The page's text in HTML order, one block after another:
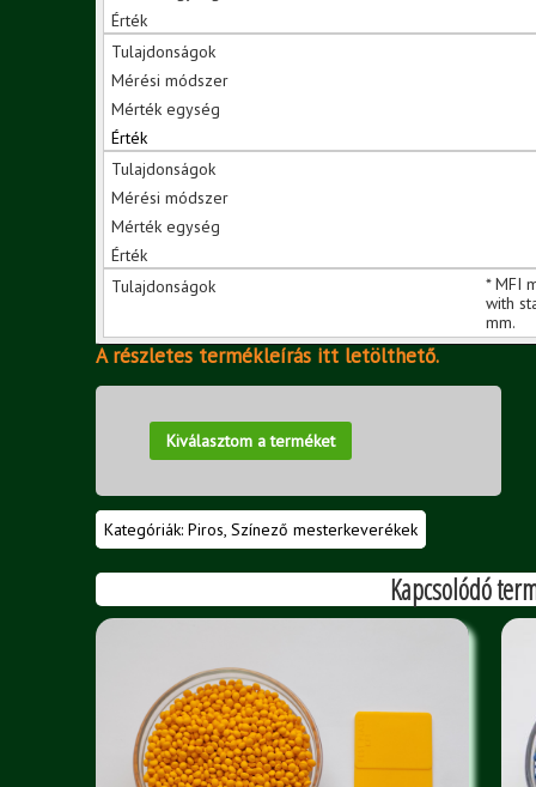
* MFI
with
mm.
A részletes termékleírás itt letölthető.
Kiválasztom a terméket
Kategóriák: Piros Színező mesterkeverékek
Kapcsolódó